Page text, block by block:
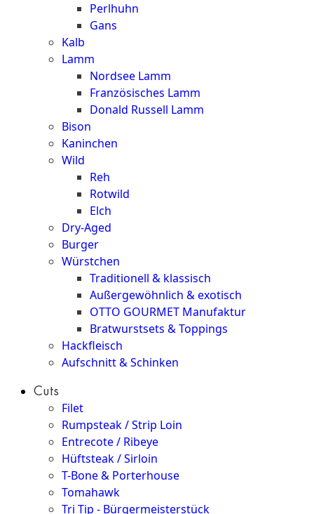
Perlhuhn
Gans
Kalb
Lamm
Nordsee Lamm
Französisches Lamm
Donald Russell Lamm
Bison
Kaninchen
Wild
Reh
Rotwild
Elch
Dry-Aged
Burger
Würstchen
Traditionell & klassisch
Außergewöhnlich & exotisch
OTTO GOURMET Manufaktur
Bratwurstsets & Toppings
Hackfleisch
Aufschnitt & Schinken
Cuts
Filet
Rumpsteak / Strip Loin
Entrecote / Ribeye
Hüftsteak / Sirloin
T-Bone & Porterhouse
Tomahawk
Tri Tip - Bürgermeisterstück